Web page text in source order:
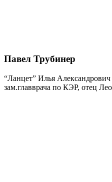
Павел Трубинер
“Ланцет” Илья
зам.главврача по КЭР, отец